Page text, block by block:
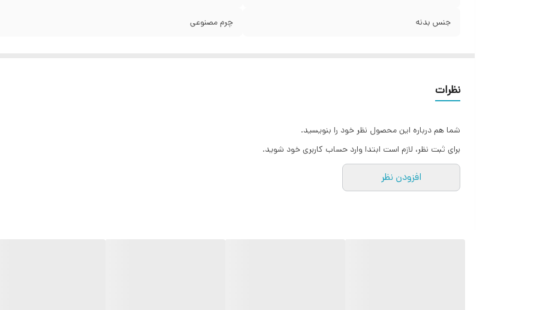
جنس بدنه چرم مصنوعی
نظرات
شما هم درباره این محصول نظر خود را بنویسید.
برای ثبت نظر، لازم است ابتدا وارد حساب کاربری خود شوید.
افزودن نظر